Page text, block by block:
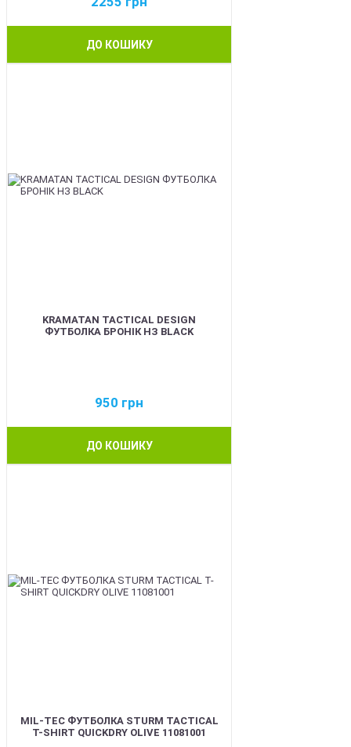
ДО КОШИКУ
KRAMATAN TACTICAL DESIGN
ФУТБОЛКА БРОНІК НЗ BLACK
950 грн
ДО КОШИКУ
MIL-TEC ФУТБОЛКА STURM TACTICAL
T-SHIRT QUICKDRY OLIVE 11081001